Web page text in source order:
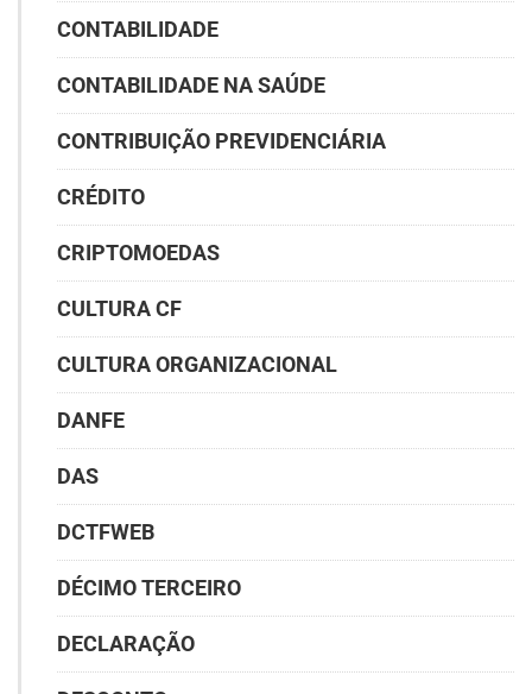
CONTABILIDADE
CONTABILIDADE NA SAÚDE
CONTRIBUIÇÃO PREVIDENCIÁRIA
CRÉDITO
CRIPTOMOEDAS
CULTURA CF
CULTURA ORGANIZACIONAL
DANFE
DAS
DCTFWEB
DÉCIMO TERCEIRO
DECLARAÇÃO